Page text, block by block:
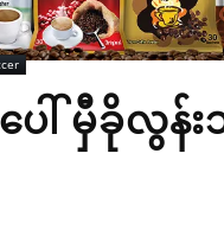
ေါ် မှီခိုလွ